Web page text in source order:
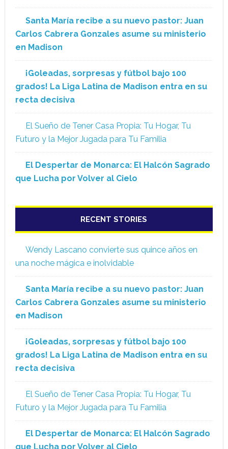
Santa María recibe a su nuevo pastor: Juan
Carlos Cabrera Gonzales asume su ministerio
en Madison
¡Goleadas, sorpresas y fútbol bajo 100
grados! La Liga Latina de Madison entra en su
recta decisiva
El Sueño de Tener Casa Propia: Tu Hogar, Tu
Futuro y la Mejor Jugada para Tu Familia
El Despertar de Monarca: El Halcón Sagrado
que Lucha por Volver al Cielo
RECENT STORIES
Wendy Lascano convierte sus quince años en
una noche mágica e inolvidable
Santa María recibe a su nuevo pastor: Juan
Carlos Cabrera Gonzales asume su ministerio
en Madison
¡Goleadas, sorpresas y fútbol bajo 100
grados! La Liga Latina de Madison entra en su
recta decisiva
El Sueño de Tener Casa Propia: Tu Hogar, Tu
Futuro y la Mejor Jugada para Tu Familia
El Despertar de Monarca: El Halcón Sagrado
que Lucha por Volver al Cielo